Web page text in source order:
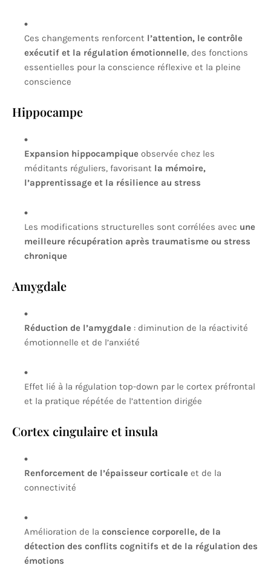
Ces changements renforcent l’attention, le contrôle
exécutif et la régulation émotionnelle, des fonctions
essentielles pour la conscience réflexive et la pleine
conscience
Hippocampe
Expansion hippocampique observée chez les
méditants réguliers, favorisant la mémoire,
l’apprentissage et la résilience au stress
Les modifications structurelles sont corrélées avec une
meilleure récupération après traumatisme ou stress
chronique
Amygdale
Réduction de l’amygdale : diminution de la réactivité
émotionnelle et de l’anxiété
Effet lié à la régulation top-down par le cortex préfrontal
et la pratique répétée de l’attention dirigée
Cortex cingulaire et insula
Renforcement de l’épaisseur corticale et de la
connectivité
Amélioration de la conscience corporelle, de la
détection des conflits cognitifs et de la régulation des
émotions